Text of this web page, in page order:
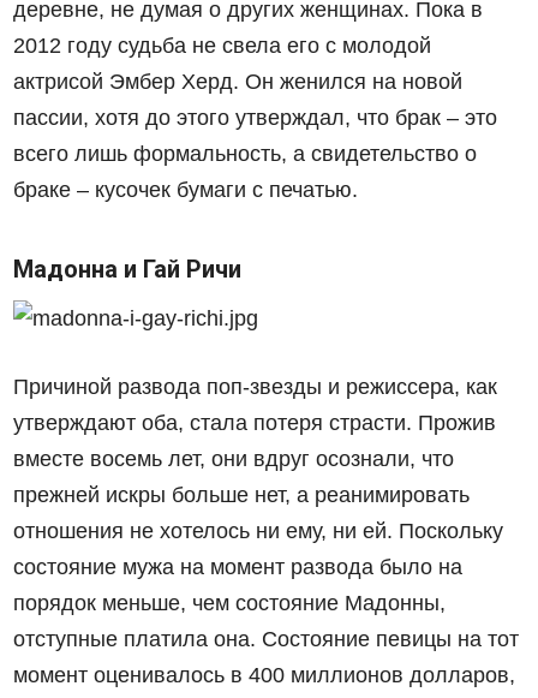
деревне, не думая о других женщинах. Пока в
2012 году судьба не свела его с молодой
актрисой Эмбер Херд. Он женился на новой
пассии, хотя до этого утверждал, что брак – это
всего лишь формальность, а свидетельство о
браке – кусочек бумаги с печатью.
Мадонна и Гай Ричи
Причиной развода поп-звезды и режиссера, как
утверждают оба, стала потеря страсти. Прожив
вместе восемь лет, они вдруг осознали, что
прежней искры больше нет, а реанимировать
отношения не хотелось ни ему, ни ей. Поскольку
состояние мужа на момент развода было на
порядок меньше, чем состояние Мадонны,
отступные платила она. Состояние певицы на тот
момент оценивалось в 400 миллионов долларов,